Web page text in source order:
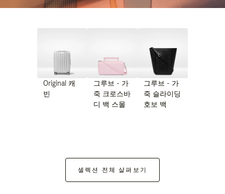
Original 캐
빈
그루브 - 가
죽 크로스바
디 백 스몰
그루브 - 가
죽 슬라이딩
호보 백
셀렉션 전체 살펴보기